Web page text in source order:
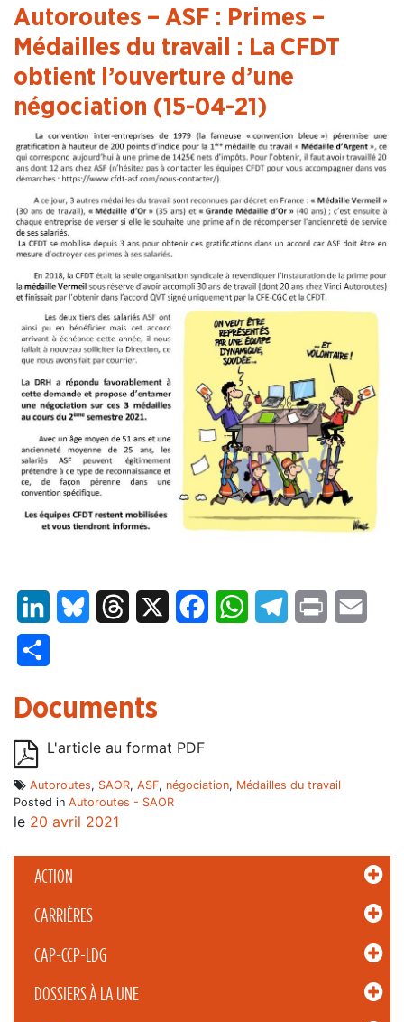
ACTION
CARRIÈRES
CAP-CCP-LDG
DOSSIERS À LA UNE
Autoroutes – ASF : Primes –
Médailles du travail : La CFDT
obtient l’ouverture d’une
négociation (15-04-21)
LinkedInBluesky Threads FacebookWhatsAppTelegram
Print
Documents
L'article au format PDF
Autoroutes, SAOR, ASF, négociation, Médailles du travail
Posted in Autoroutes - SAOR
le 20 avril 2021